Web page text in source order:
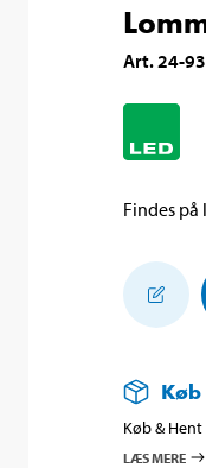
Art.24-
Findes på
Køb &
LÆS MERE